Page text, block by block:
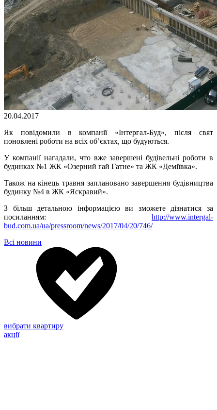
20.04.2017
Як повідомили в компанії «Інтергал-Буд», після свят
поновлені роботи на всіх об’єктах, що будуються.
У компанії нагадали, что вже завершені будівельні роботи в
будинках №1 ЖК «Озерний гай Гатне» та ЖК «Деміївка».
Також на кінець травня заплановано завершення будівництва
будинку №4 в ЖК «Яскравий».
З більш детальною інформацією ви зможете дізнатися за
посиланням: http://www.intergal-
bud.com.ua/ua/pressroom/news/2017/04/20/746/
Всі новини
вибрати квартиру
акції